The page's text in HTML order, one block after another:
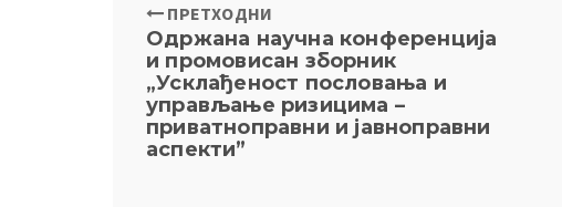
ПРЕТХОДНИ
Одржана научна конференција
и промовисан зборник
„Усклађеност пословања и
управљање ризицима –
приватноправни и јавноправни
аспекти”